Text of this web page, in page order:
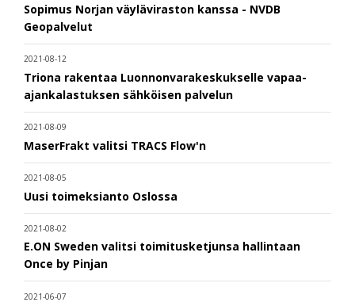
Sopimus Norjan väyläviraston kanssa - NVDB
Geopalvelut
2021-08-12
Triona rakentaa Luonnonvarakeskukselle vapaa-
ajankalastuksen sähköisen palvelun
2021-08-09
MaserFrakt valitsi TRACS Flow'n
2021-08-05
Uusi toimeksianto Oslossa
2021-08-02
E.ON Sweden valitsi toimitusketjunsa hallintaan
Once by Pinjan
2021-06-07